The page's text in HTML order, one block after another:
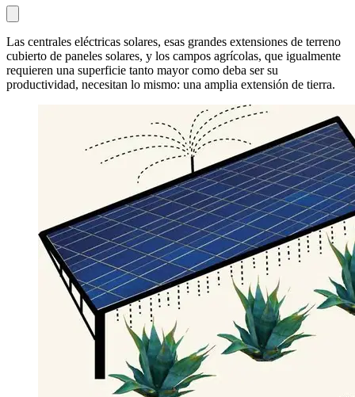
Las centrales eléctricas solares, esas grandes extensiones de terreno
cubierto de paneles solares, y los campos agrícolas, que igualmente
requieren una superficie tanto mayor como deba ser su
productividad, necesitan lo mismo: una amplia extensión de tierra.